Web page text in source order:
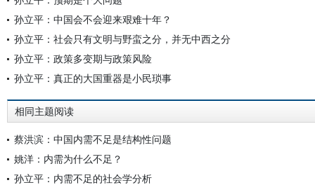
孙立平：中国会不会迎来艰难十年？
孙立平：社会只有文明与野蛮之分，并无中西之分
孙立平：政策多变期与政策风险
孙立平：真正的大国重器是小民琐事
相同主题阅读
蔡洪滨：中国内需不足是结构性问题
姚洋：内需为什么不足？
孙立平：内需不足的社会学分析